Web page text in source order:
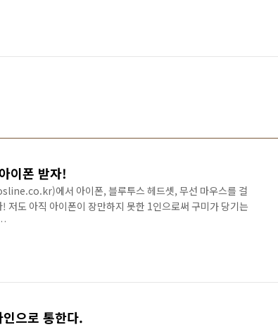
이폰 받자!
에서 아이폰, 블루투스 헤드셋, 무선 마우스를 걸
저도 아직 아이폰이 장만하지 못한 1인으로써 구미가 당기는
아이폰 2명, 블루투스 헤드셋 3명, 무선 마우스 3명의 당
이벤트에 참여할 수 있다고 하네요... 흠... 친구녀석들을 좀
으로 통한다.